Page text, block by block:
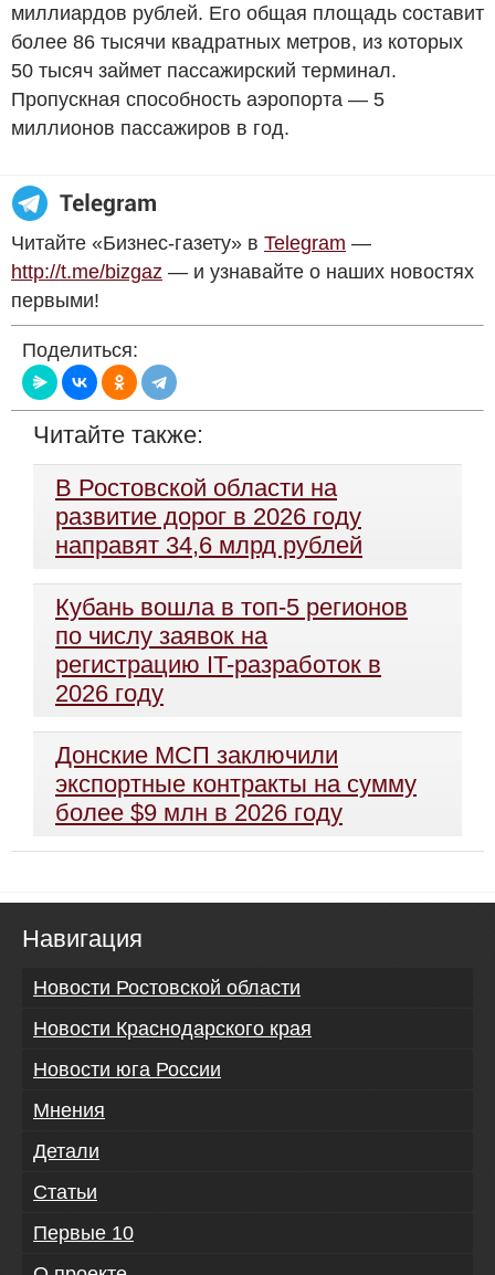
миллиардов рублей. Его общая площадь составит
более 86 тысячи квадратных метров, из которых
50 тысяч займет пассажирский терминал.
Пропускная способность аэропорта — 5
миллионов пассажиров в год.
Читайте «Бизнес-газету» в Telegram —
http://t.me/bizgaz — и узнавайте о наших новостях
первыми!
Поделиться:
Читайте также:
В Ростовской области на
развитие дорог в 2026 году
направят 34,6 млрд рублей
Кубань вошла в топ-5 регионов
по числу заявок на
регистрацию IT-разработок в
2026 году
Донские МСП заключили
экспортные контракты на сумму
более $9 млн в 2026 году
Навигация
Новости Ростовской области
Новости Краснодарского края
Новости юга России
Мнения
Детали
Статьи
Первые 10